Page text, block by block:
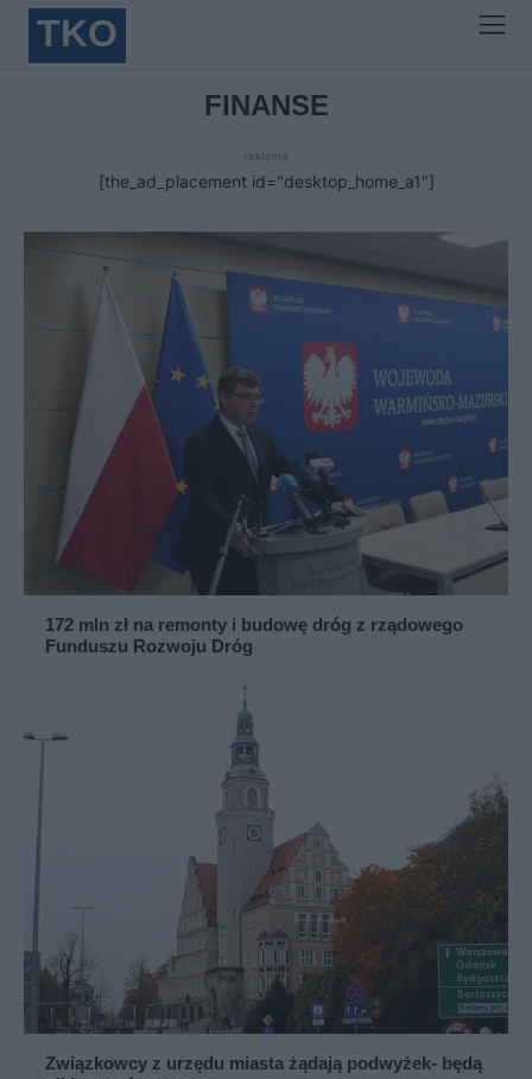
TKO
FINANSE
reklama
[the_ad_placement id="desktop_home_a1"]
172 mln zł na remonty i budowę dróg z rządowego
Funduszu Rozwoju Dróg
Związkowcy z urzędu miasta żądają podwyżek- będą